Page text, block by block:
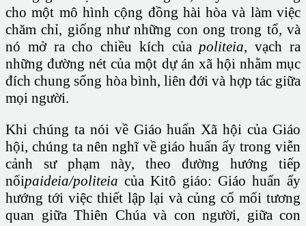
cho một mô hình cộng đồng hài hòa và làm việc
chăm chỉ, giống như những con ong trong tổ, và
nó mở ra cho chiều kích củapoliteia, vạch ra
những đường nét của một dự án xã hội nhằm mục
đích chung sống hòa bình, liên đới và hợp tác giữa
mọi người.
Khi chúng ta nói về Giáo huấn Xã hội của Giáo
hội, chúng ta nên nghĩ về giáo huấn ấy trong viễn
cảnh sư phạm này, theo đường hướng tiếp
nốipaideia/politeia của Kitô giáo: Giáo huấn ấy
hướng tới việc thiết lập lại và củng cố mối tương
quan giữa Thiên Chúa và con người, giữa con